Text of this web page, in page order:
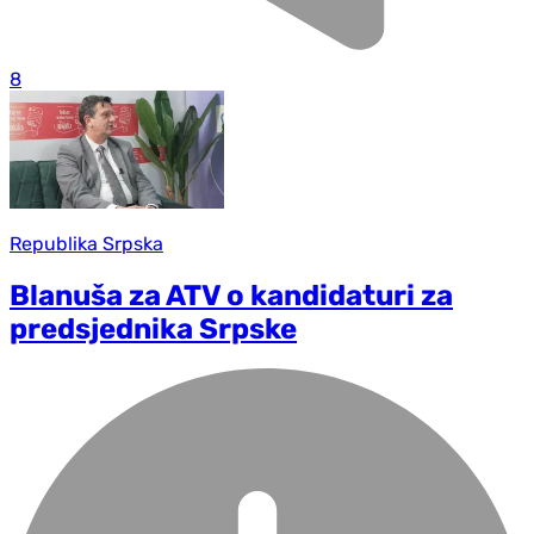
8
Republika Srpska
Blanuša za ATV o kandidaturi za
predsjednika Srpske